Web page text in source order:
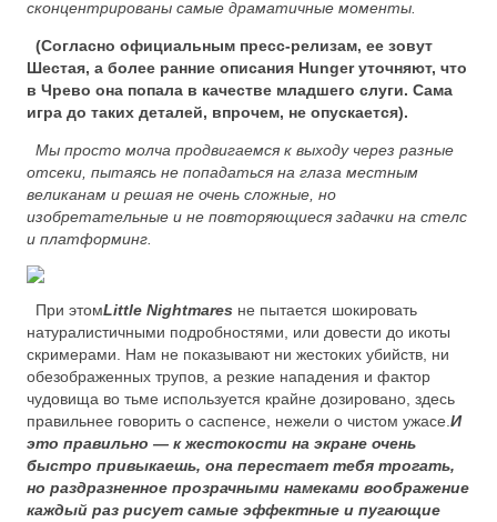
сконцентрированы самые драматичные моменты.
(Согласно официальным пресс-релизам, ее зовут
Шестая, а более ранние описания Hunger уточняют, что
в Чрево она попала в качестве младшего слуги. Сама
игра до таких деталей, впрочем, не опускается).
Мы просто молча продвигаемся к выходу через разные
отсеки, пытаясь не попадаться на глаза местным
великанам и решая не очень сложные, но
изобретательные и не повторяющиеся задачки на стелс
и платформинг.
При этомLittle Nightmares не пытается шокировать
натуралистичными подробностями, или довести до икоты
скримерами. Нам не показывают ни жестоких убийств, ни
обезображенных трупов, а резкие нападения и фактор
чудовища во тьме используется крайне дозировано, здесь
правильнее говорить о саспенсе, нежели о чистом ужасе.И
это правильно — к жестокости на экране очень
быстро привыкаешь, она перестает тебя трогать,
но раздразненное прозрачными намеками воображение
каждый раз рисует самые эффектные и пугающие